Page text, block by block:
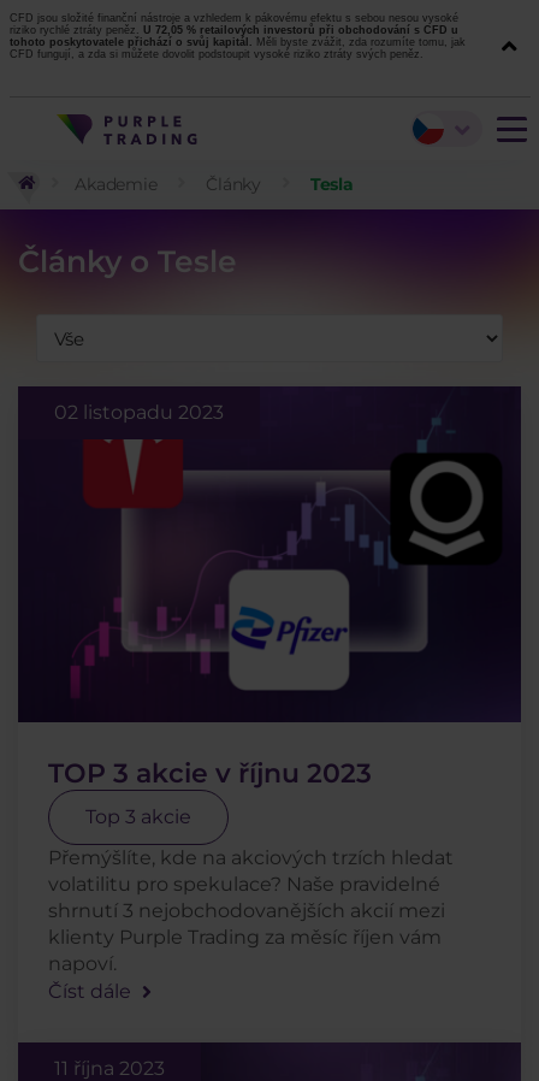
CFD jsou složité finanční nástroje a vzhledem k pákovému efektu s sebou nesou vysoké
riziko rychlé ztráty peněz. U 72,05 % retailových investorů při obchodování s CFD u
tohoto poskytovatele přichází o svůj kapitál. Měli byste zvážit, zda rozumíte tomu, jak
CFD fungují, a zda si můžete dovolit podstoupit vysoké riziko ztráty svých peněz.
Akademie Články Tesla
Články o Tesle
02 listopadu 2023
TOP 3 akcie v říjnu 2023
Top 3 akcie
Přemýšlíte, kde na akciových trzích hledat
volatilitu pro spekulace? Naše pravidelné
shrnutí 3 nejobchodovanějších akcií mezi
klienty Purple Trading za měsíc říjen vám
napoví.
Číst dále
11 října 2023